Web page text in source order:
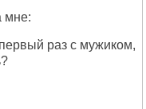
мне:
раз с мужиком,